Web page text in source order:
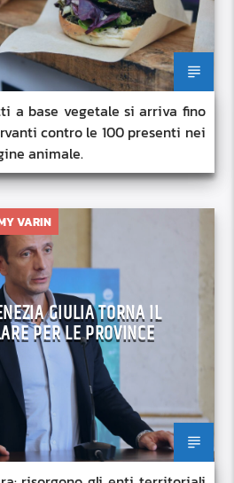
a base vegetale si arriva fino
contro le 100 presenti nei
animale.
VARIN
GIULIA TORNA IL
PER LE PROVINCE